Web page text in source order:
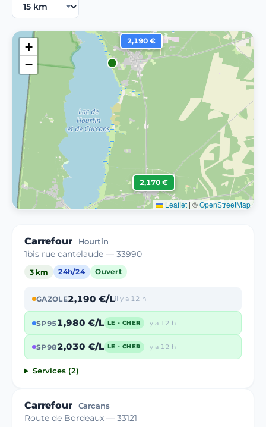
2,190 €
2,170 €
+
−
Leaflet | ©OpenStreetMap
Carrefour Hourtin
1bis rue cantelaude — 33990
3 km 24h/24 Ouvert
GAZOLE2,190 €/Lil y a 12 h
SP951,980 €/L LE - CHER il y a 12 h
SP982,030 €/L LE - CHER il y a 12 h
Services (2)
Carrefour Carcans
Route de Bordeaux — 33121